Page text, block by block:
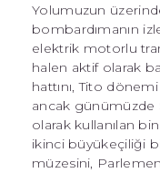
Yolumuzun
bombardımanın
elektrik motorlu
halen aktif olarak
hattını, Tito
ancak günümüzde
olarak kullanılan
ikinci büyükeçiliği
müzesini,